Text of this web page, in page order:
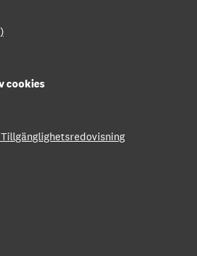
cookies
Tillgänglighetsredovisning